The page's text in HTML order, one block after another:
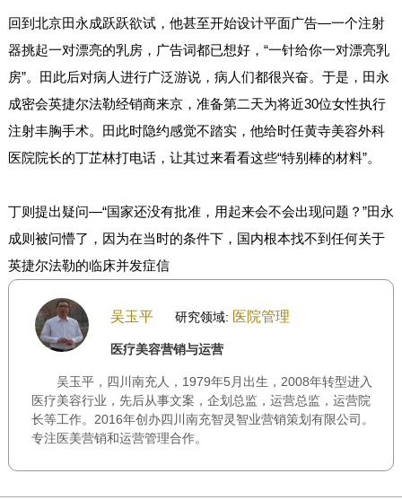
回到北京田永成跃跃欲试，他甚至开始设计平面广告—一个注射
器挑起一对漂亮的乳房，广告词都已想好，“一针给你一对漂亮乳
房”。田此后对病人进行广泛游说，病人们都很兴奋。于是，田永
成密会英捷尔法勒经销商来京，准备第二天为将近30位女性执行
注射丰胸手术。田此时隐约感觉不踏实，他给时任黄寺美容外科
医院院长的丁芷林打电话，让其过来看看这些“特别棒的材料”。
丁则提出疑问—“国家还没有批准，用起来会不会出现问题？”田永
成则被问懵了，因为在当时的条件下，国内根本找不到任何关于
英捷尔法勒的临床并发症信
吴玉平 研究领域: 医院管理
医疗美容营销与运营
吴玉平，四川南充人，1979年5月出生，2008年转型进入
医疗美容行业，先后从事文案，企划总监，运营总监，运营院
长等工作。2016年创办四川南充智灵智业营销策划有限公司。
专注医美营销和运营管理合作。